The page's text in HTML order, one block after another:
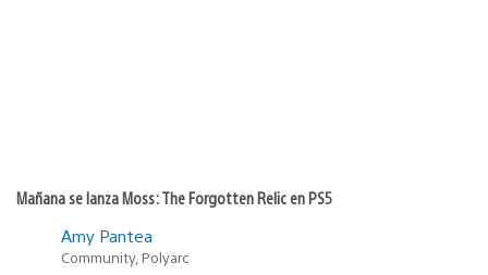
Mañana se lanza Moss: The Forgotten Relic en PS5
Amy Pantea
Community, Polyarc